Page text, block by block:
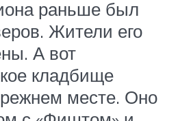
раньше был
Жители его
А вот
кладбище
месте. Оно